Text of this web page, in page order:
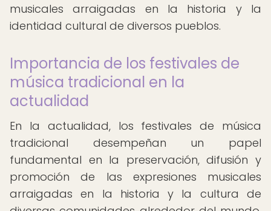
musicales arraigadas en la historia y la
identidad cultural de diversos pueblos.
Importancia de los festivales de
música tradicional en la
actualidad
En la actualidad, los festivales de música
tradicional desempeñan un papel
fundamental en la preservación, difusión y
promoción de las expresiones musicales
arraigadas en la historia y la cultura de